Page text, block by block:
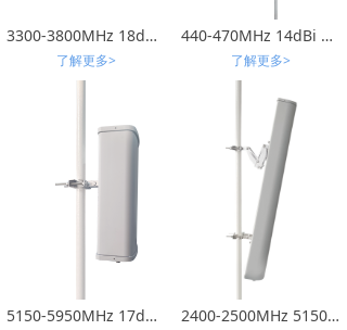
3300-3800MHz 18dBi ±45°扇区天线
了解更多>
440-470MHz 14dBi 扇区天线
了解更多>
5150-5950MHz 17dBi 扇区天线 2400-2500MHz 5150-5850MHz 17dBi 扇区垂直水平极化天线